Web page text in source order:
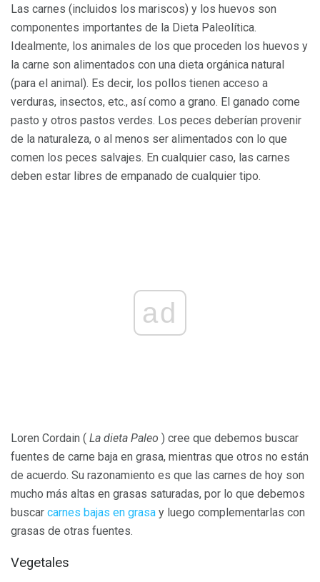
Las carnes (incluidos los mariscos) y los huevos son
componentes importantes de la Dieta Paleolítica.
Idealmente, los animales de los que proceden los huevos y
la carne son alimentados con una dieta orgánica natural
(para el animal). Es decir, los pollos tienen acceso a
verduras, insectos, etc., así como a grano. El ganado come
pasto y otros pastos verdes. Los peces deberían provenir
de la naturaleza, o al menos ser alimentados con lo que
comen los peces salvajes. En cualquier caso, las carnes
deben estar libres de empanado de cualquier tipo.
ad
Loren Cordain ( La dieta Paleo ) cree que debemos buscar
fuentes de carne baja en grasa, mientras que otros no están
de acuerdo. Su razonamiento es que las carnes de hoy son
mucho más altas en grasas saturadas, por lo que debemos
buscar carnes bajas en grasa y luego complementarlas con
grasas de otras fuentes.
Vegetales